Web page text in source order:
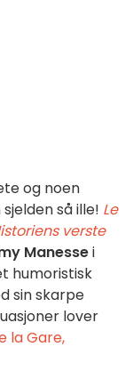
og noen
så ille! Le
verste
Manessei
humoristisk
sin skarpe
lover
la Gare,